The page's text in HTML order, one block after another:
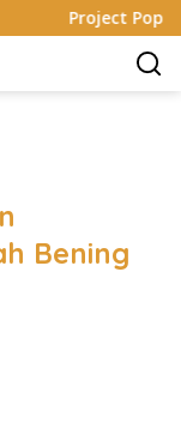
Pop Rayakan
Bening